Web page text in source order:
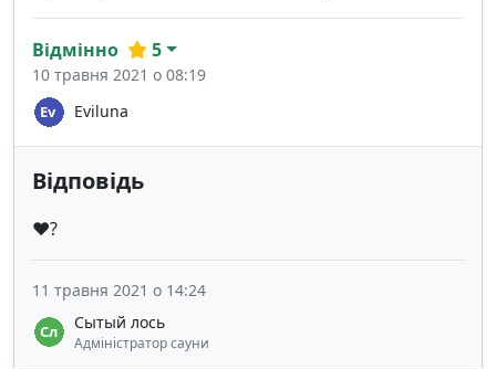
Eviluna
Відмінно 5
10 травня 2021 о 08:19
Відповідь
♥️?
Сытый лось
Адміністратор сауни
11 травня 2021 о 14:24